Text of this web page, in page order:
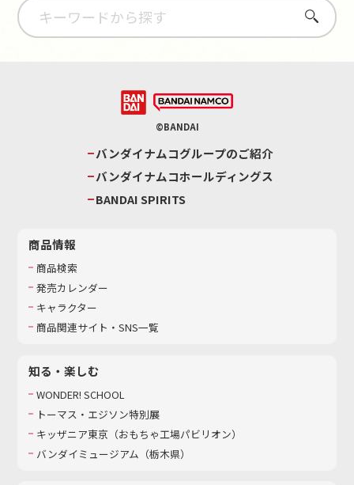
さがす
©BANDAI
バンダイナムコグループのご紹介
バンダイナムコホールディングス
BANDAI SPIRITS
商品情報
商品検索
発売カレンダー
キャラクター
商品関連サイト・SNS一覧
知る・楽しむ
WONDER! SCHOOL
トーマス・エジソン特別展
キッザニア東京（おもちゃ工場パビリオン）​
バンダイミュージアム（栃木県）